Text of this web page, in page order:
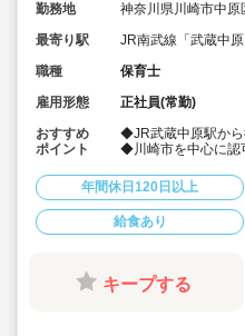
勤務地
神奈川県川崎市中
最寄り駅
JR南武線「武蔵中
職種
保育士
雇用形態
正社員(常勤)
おすすめ
ポイント
◆JR武蔵中原駅から
◆川崎市を中心に認
で、母体運営が安
◆福利厚生や給与、
も求人がすぐに埋
◆賞与は4.15か月分
◆大卒の2年目の正
額です！
◆総合的に休みも給
しており、おススメ
年間休日120日以上
給食あり
キープする